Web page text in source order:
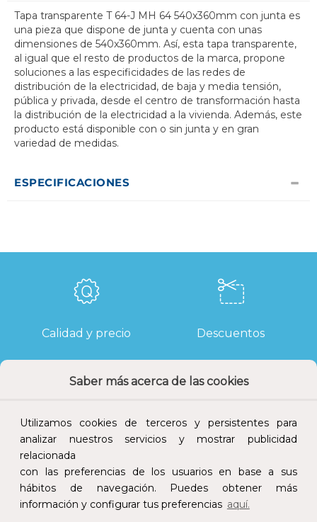
Saber más acerca de las cookies
Utilizamos cookies de terceros y persistentes para
analizar nuestros servicios y mostrar publicidad
relacionada
con las preferencias de los usuarios en base a sus
hábitos de navegación. Puedes obtener más
información y configurar tus preferencias aquí.
Tapa transparente T 64-J MH 64 540x360mm con junta es
una pieza que dispone de junta y cuenta con unas
dimensiones de 540x360mm. Así, esta tapa transparente,
al igual que el resto de productos de la marca, propone
soluciones a las especificidades de las redes de
distribución de la electricidad, de baja y media tensión,
pública y privada, desde el centro de transformación hasta
la distribución de la electricidad a la vivienda. Además, este
producto está disponible con o sin junta y en gran
variedad de medidas.
ESPECIFICACIONES
Calidad y precio Descuentos
Devoluciones Pago seguro
Atención al cliente